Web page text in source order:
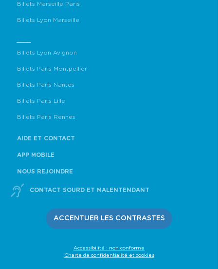
Billets Marseille Paris
Billets Lyon Marseille
Billets Lyon Avignon
Billets Paris Montpellier
Billets Paris Nantes
Billets Paris Lille
Billets Paris Rennes
AIDE ET CONTACT
APP MOBILE
NOUS REJOINDRE
CONTACT SOURD ET MALENTENDANT
ACCENTUER LES CONTRASTES
Accessibilité : non conforme
Charte de confidentialité et cookies